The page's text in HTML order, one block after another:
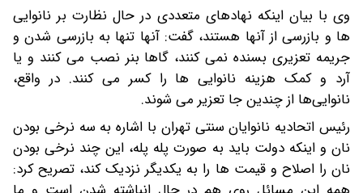
وی با بیان اینکه نهادهای متعددی در حال نظارت بر نانوایی
ها و بازرسی از آنها هستند، گفت: آنها تنها به بازرسی شدن و
جریمه تعزیری بسنده نمی کنند، گاها بنر نصب می کنند و یا
آرد و کمک هزینه نانوایی ها را کسر می کنند. در واقع،
نانوایی‌ها از چندین جا تعزیر می شوند.
رئیس اتحادیه نانوایان سنتی تهران با اشاره به سه نرخی بودن
نان و اینکه دولت باید به صورت پله پله، این چند نرخی بودن
نان را اصلاح و قیمت ها را به یکدیگر نزدیک کند، تصریح کرد: